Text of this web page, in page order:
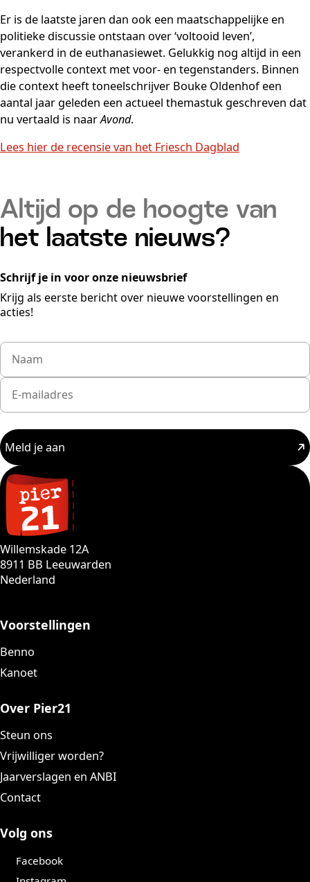
Er is de laatste jaren dan ook een maatschappelijke en
politieke discussie ontstaan over ‘voltooid leven’,
verankerd in de euthanasiewet. Gelukkig nog altijd in een
respectvolle context met voor- en tegenstanders. Binnen
die context heeft toneelschrijver Bouke Oldenhof een
aantal jaar geleden een actueel themastuk geschreven dat
nu vertaald is naarAvond.
Lees hier de recensie van het Friesch Dagblad
Altijd op de hoogte van
het laatste nieuws?
Schrijf je in voor onze nieuwsbrief
Krijg als eerste bericht over nieuwe voorstellingen en
acties!
Meld je aan
Willemskade 12A
8911 BB Leeuwarden
Nederland
Voorstellingen
Benno
Kanoet
Over Pier21
Steun ons
Vrijwilliger worden?
Jaarverslagen en ANBI
Contact
Volg ons
Facebook